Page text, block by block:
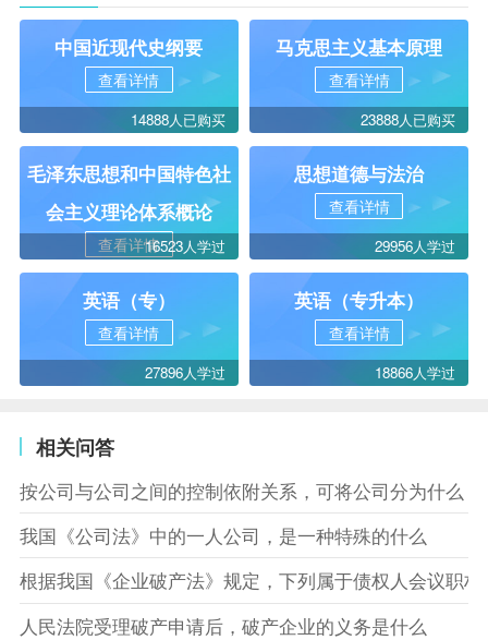
中国近现代史纲要
查看详情
14888人已购买
马克思主义基本原理
查看详情
23888人已购买
毛泽东思想和中国特色社
会主义理论体系概论
查看详情16523人学过
思想道德与法治
查看详情
29956人学过
英语（专）
查看详情
27896人学过
英语（专升本）
查看详情
18866人学过
相关问答
按公司与公司之间的控制依附关系，可将公司分为什么
我国《公司法》中的一人公司，是一种特殊的什么
根据我国《企业破产法》规定，下列属于债权人会议职
人民法院受理破产申请后，破产企业的义务是什么